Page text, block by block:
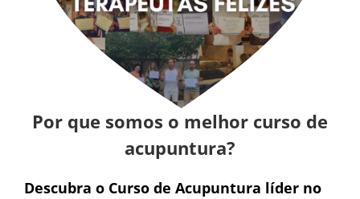
Por que somos o melhor curso de
acupuntura?
Descubra o Curso de Acupuntura líder no